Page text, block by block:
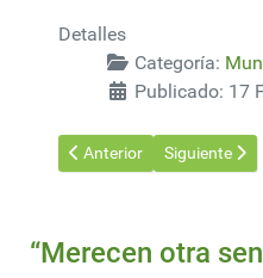
Detalles
Categoría:
Publicado: 17
Artículo anterior:
Anterior Artículo
Siguiente
“Merecen otra